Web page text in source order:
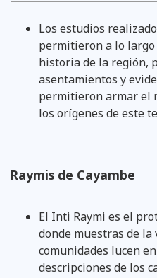
Los estudios
permitieron a lo
historia de la región,
asentamientos y
permitieron armar el
los orígenes de este
Raymis de Cayambe
El Inti Raymi es el
donde muestras de
comunidades lucen
descripciones de los